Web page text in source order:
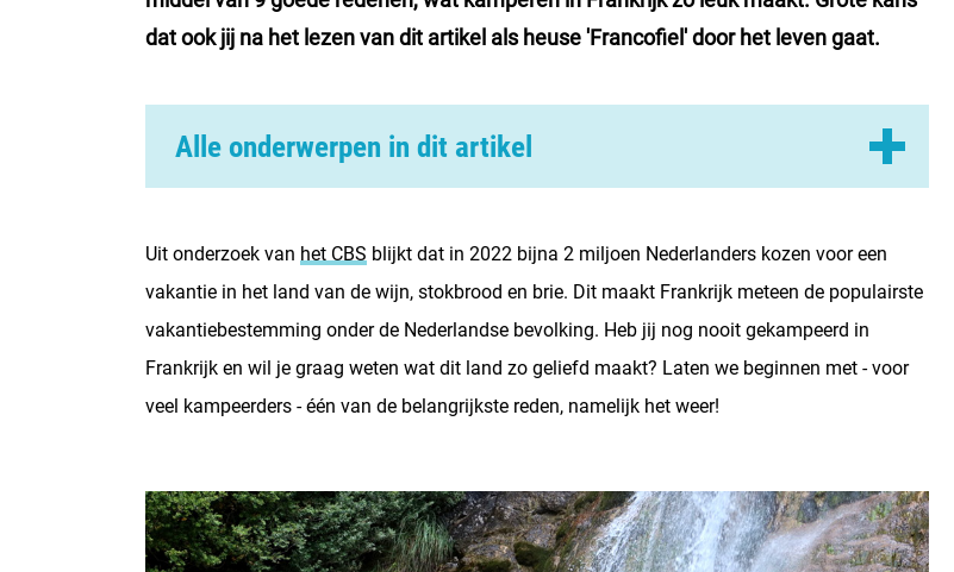
dat ook jij na het lezen van dit artikel als heuse 'Francofiel' door het leven gaat.
Alle onderwerpen in dit artikel
02. In Frankrijk vind je een divers landschap
03. Frankrijk heeft een rijke cultuur
05. Je vind er veel mooie stranden
07. De reistijd valt reuze mee!
08. In Frankrijk vind je veel mooie campings
Uit onderzoek van het CBS blijkt dat in 2022 bijna 2 miljoen Nederlanders kozen voor een
vakantie in het land van de wijn, stokbrood en brie. Dit maakt Frankrijk meteen de populairste
vakantiebestemming onder de Nederlandse bevolking. Heb jij nog nooit gekampeerd in
Frankrijk en wil je graag weten wat dit land zo geliefd maakt? Laten we beginnen met - voor
veel kampeerders - één van de belangrijkste reden, namelijk het weer!